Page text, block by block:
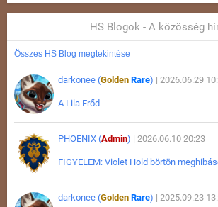
HS Blogok - A közösség
Összes HS Blog megtekintése
darkonee (Golden Rare) | 2026.06.29
A Lila Erőd
PHOENIX (Admin) | 2026.06.10 20:23
FIGYELEM: Violet Hold börtön
darkonee (Golden Rare) | 2025.09.23